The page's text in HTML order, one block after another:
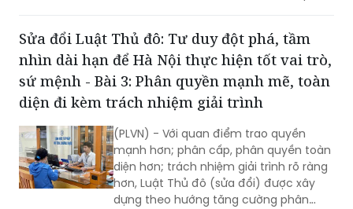
tục được cắt giảm, đơn giản hóa,
chuyển mạnh từ tiền kiểm sang hậu
kiểm trong quản lý đầu tư - kinh doanh
và các lĩnh vực phù hợp.
Sửa đổi Luật Thủ đô: Tư duy đột phá, tầm
nhìn dài hạn để Hà Nội thực hiện tốt vai trò,
sứ mệnh - Bài 3: Phân quyền mạnh mẽ, toàn
diện đi kèm trách nhiệm giải trình
(PLVN) - Với quan điểm trao quyền
mạnh hơn; phân cấp, phân quyền toàn
diện hơn; trách nhiệm giải trình rõ ràng
hơn, Luật Thủ đô (sửa đổi) được xây
dựng theo hướng tăng cường phân